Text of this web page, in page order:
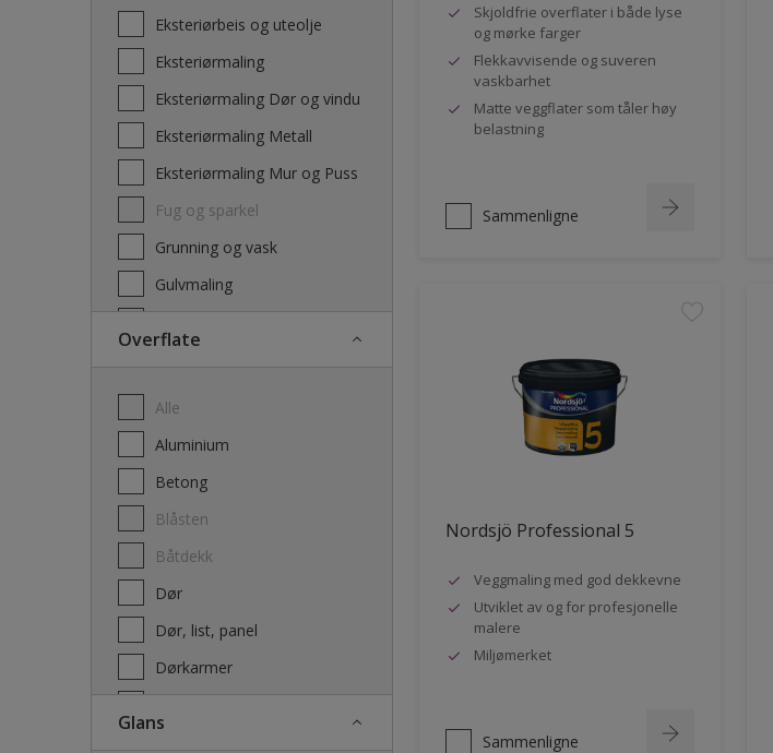
Eksteriørbeis og uteolje
Eksteriørmaling
Eksteriørmaling Dør og vindu
Eksteriørmaling Metall
Eksteriørmaling Mur og Puss
Fug og sparkel
Grunning og vask
Gulvmaling
Overflate
Alle
Aluminium
Betong
Blåsten
Båtdekk
Dør
Dør, list, panel
Dørkarmer
Glans
Skjoldfrie overflater i både lyse
og mørke farger
Flekkavvisende og suveren
vaskbarhet
Matte veggflater som tåler høy
belastning
Sammenligne
Nordsjö Professional 5
Veggmaling med god dekkevne
Utviklet av og for profesjonelle
malere
Miljømerket
Sammenligne